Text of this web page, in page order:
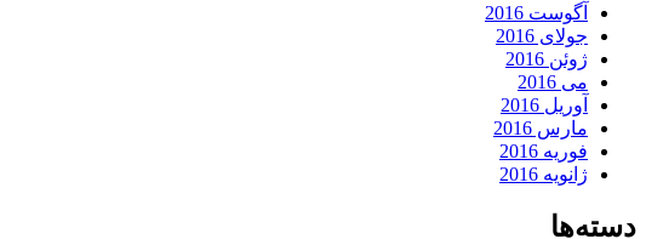
آگوست 2016
جولای 2016
ژوئن 2016
می 2016
آوریل 2016
مارس 2016
فوریه 2016
ژانویه 2016
دسته‌ها